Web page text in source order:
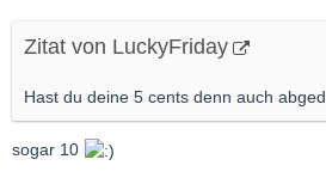
Zitat von LuckyFriday
Hast du deine 5 cents denn auch
sogar 10